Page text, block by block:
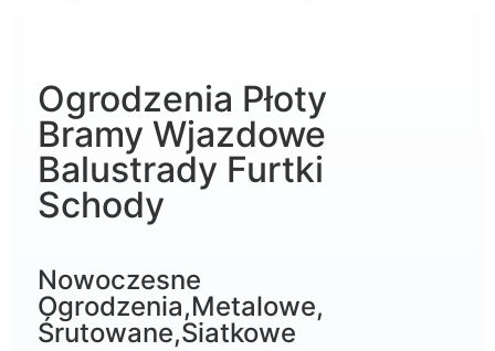
Ogrodzenia Płoty
Bramy Wjazdowe
Balustrady Furtki
Schody
Nowoczesne
Ogrodzenia,Metalowe,
Śrutowane,Siatkowe